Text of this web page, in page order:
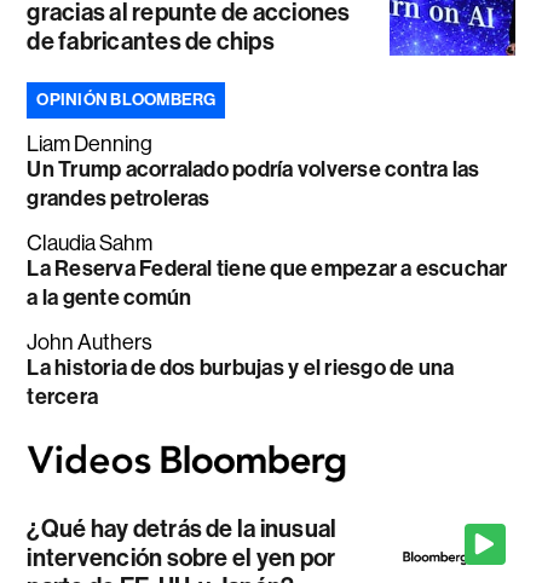
gracias al repunte de acciones
de fabricantes de chips
OPINIÓN BLOOMBERG
Liam Denning
Un Trump acorralado podría volverse contra las
grandes petroleras
Claudia Sahm
La Reserva Federal tiene que empezar a escuchar
a la gente común
John Authers
La historia de dos burbujas y el riesgo de una
tercera
¿Qué hay detrás de la inusual
intervención sobre el yen por